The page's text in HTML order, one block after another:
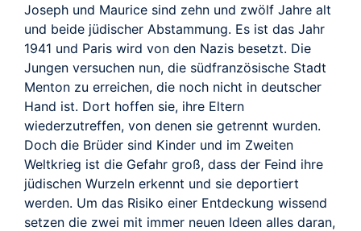
Joseph und Maurice sind zehn und zwölf Jahre alt
und beide jüdischer Abstammung. Es ist das Jahr
1941 und Paris wird von den Nazis besetzt. Die
Jungen versuchen nun, die südfranzösische Stadt
Menton zu erreichen, die noch nicht in deutscher
Hand ist. Dort hoffen sie, ihre Eltern
wiederzutreffen, von denen sie getrennt wurden.
Doch die Brüder sind Kinder und im Zweiten
Weltkrieg ist die Gefahr groß, dass der Feind ihre
jüdischen Wurzeln erkennt und sie deportiert
werden. Um das Risiko einer Entdeckung wissend
setzen die zwei mit immer neuen Ideen alles daran,